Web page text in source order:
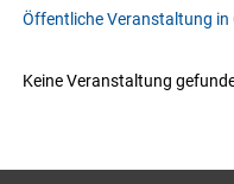
Öffentliche Veranstaltung in
Keine Veranstaltung